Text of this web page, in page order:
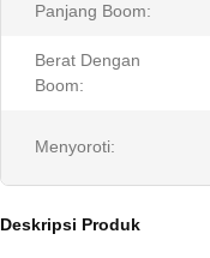
Panjang Boom:
Berat Dengan
Boom:
Menyoroti:
Deskripsi Produk